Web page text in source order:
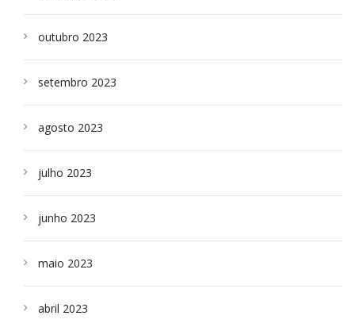
outubro 2023
setembro 2023
agosto 2023
julho 2023
junho 2023
maio 2023
abril 2023